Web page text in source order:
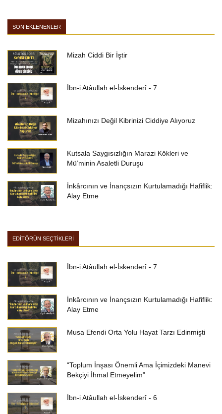
SON EKLENENLER
Mizah Ciddi Bir İştir
İbn-i Atâullah el-İskenderî - 7
Mizahınızı Değil Kibrinizi Ciddiye Alıyoruz
Kutsala Saygısızlığın Marazi Kökleri ve
Mü’minin Asaletli Duruşu
İnkârcının ve İnançsızın Kurtulamadığı Hafiflik:
Alay Etme
EDİTÖRÜN SEÇTİKLERİ
İbn-i Atâullah el-İskenderî - 7
İnkârcının ve İnançsızın Kurtulamadığı Hafiflik:
Alay Etme
Musa Efendi Orta Yolu Hayat Tarzı Edinmişti
“Toplum İnşası Önemli Ama İçimizdeki Manevi
Bekçiyi İhmal Etmeyelim”
İbn-i Atâullah el-İskenderî - 6